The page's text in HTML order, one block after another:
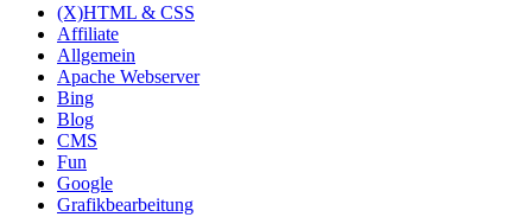
(X)HTML & CSS
Affiliate
Allgemein
Apache Webserver
Bing
Blog
CMS
Fun
Google
Grafikbearbeitung